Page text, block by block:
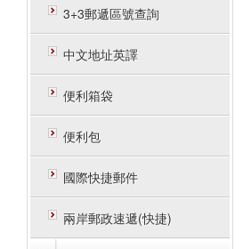
3+3郵遞區號查詢
中文地址英譯
便利箱袋
便利包
國際快捷郵件
兩岸郵政速遞(快捷)